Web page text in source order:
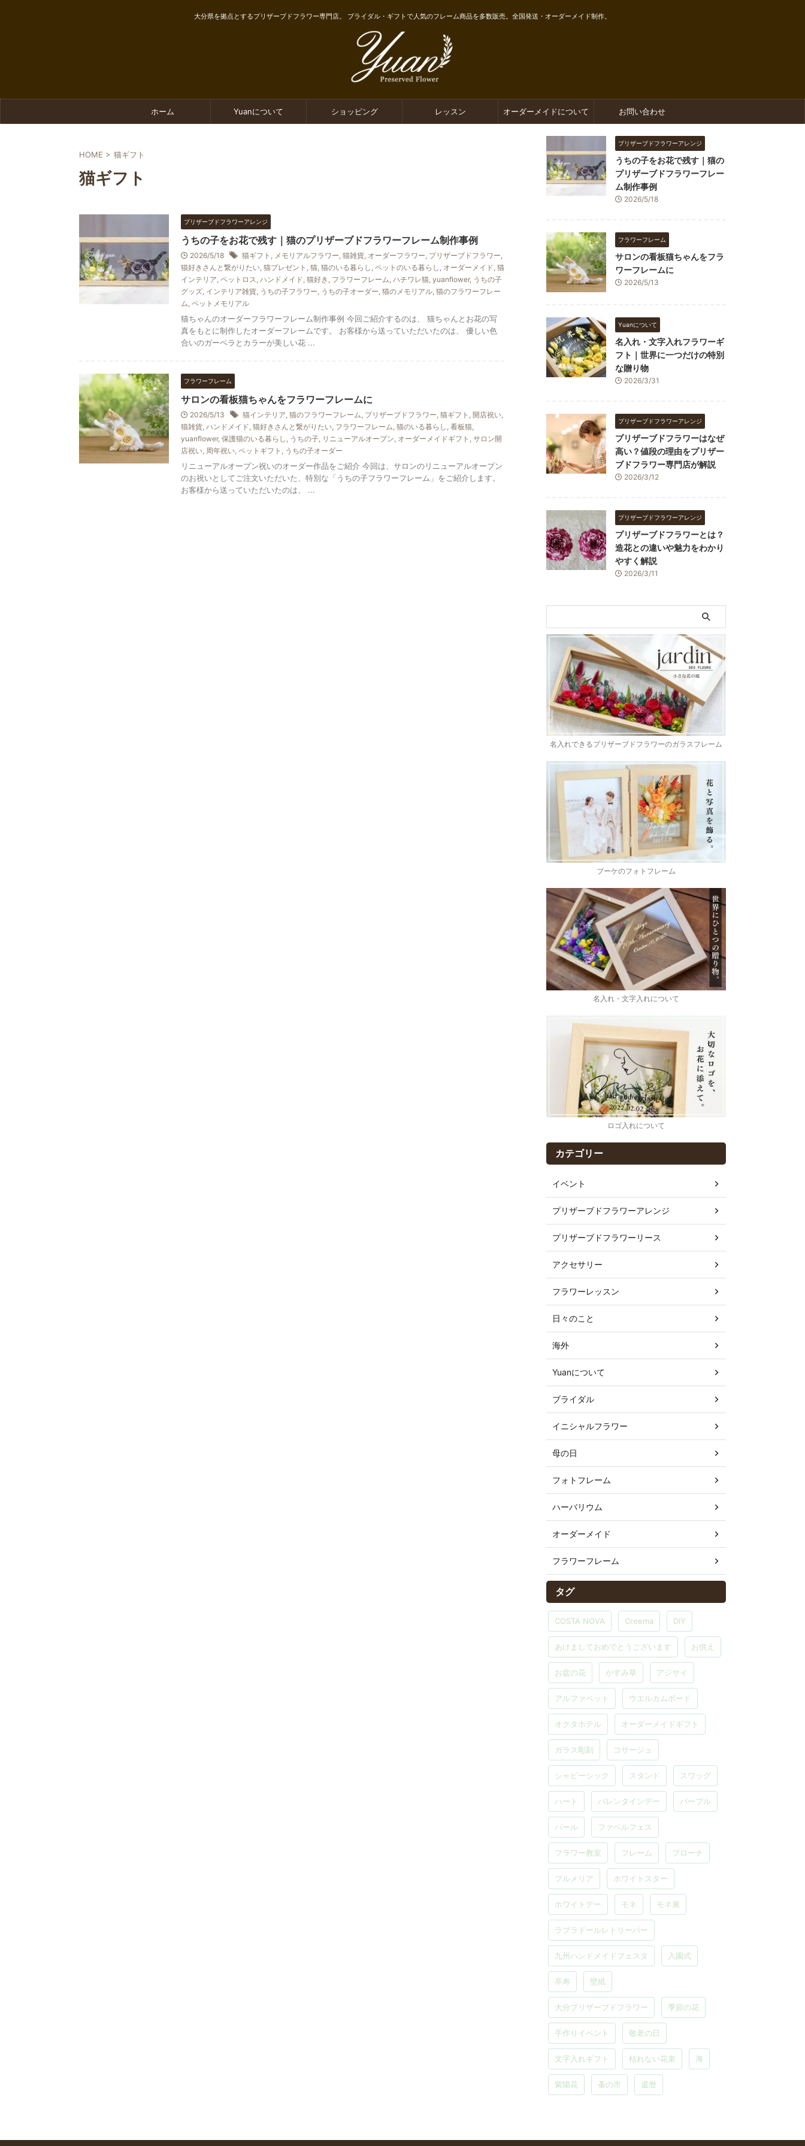
大分県を拠点とするプリザーブドフラワー専門店。 ブライダル・ギフトで人気のフレーム商品を多数販売。全国発送・オーダーメイド制作。
ホーム Yuanについて ショッピング レッスン オーダーメイドについて お問い合わせ
HOME > 猫ギフト
猫ギフト
プリザーブドフラワーアレンジ
うちの子をお花で残す｜猫のプリザーブドフラワーフレーム制作事例
2026/5/18 猫ギフト メモリアルフラワー 猫雑貨 オーダーフラワー プリザーブドフラワー
猫好きさんと繋がりたい 猫プレゼント 猫 猫のいる暮らし ペットのいる暮らし オーダーメイド 猫
インテリア ペットロス ハンドメイド 猫好き フラワーフレーム ハチワレ猫 yuanflower, うちの子
グッズ インテリア雑貨 うちの子フラワー うちの子オーダー 猫のメモリアル 猫のフラワーフレー
ム ペットメモリアル
猫ちゃんのオーダーフラワーフレーム制作事例 今回ご紹介するのは、 猫ちゃんとお花の写
真をもとに制作したオーダーフレームです。 お客様から送っていただいたのは、 優しい色
合いのガーベラとカラーが美しい花 ...
フラワーフレーム
サロンの看板猫ちゃんをフラワーフレームに
2026/5/13 猫インテリア 猫のフラワーフレーム プリザーブドフラワー 猫ギフト 開店祝い
猫雑貨 ハンドメイド 猫好きさんと繋がりたい フラワーフレーム 猫のいる暮らし 看板猫
yuanflower, 保護猫のいる暮らし うちの子 リニューアルオープン オーダーメイドギフト サロン開
店祝い 周年祝い ペットギフト うちの子オーダー
リニューアルオープン祝いのオーダー作品をご紹介 今回は、サロンのリニューアルオープン
のお祝いとしてご注文いただいた、特別な「うちの子フラワーフレーム」をご紹介します。
お客様から送っていただいたのは、 ...
プリザーブドフラワーアレンジ
うちの子をお花で残す｜猫の
プリザーブドフラワーフレー
ム制作事例
2026/5/18
フラワーフレーム
サロンの看板猫ちゃんをフラ
ワーフレームに
2026/5/13
Yuanについて
名入れ・文字入れフラワーギ
フト｜世界に一つだけの特別
な贈り物
2026/3/31
プリザーブドフラワーアレンジ
プリザーブドフラワーはなぜ
高い？値段の理由をプリザー
ブドフラワー専門店が解説
2026/3/12
プリザーブドフラワーアレンジ
プリザーブドフラワーとは？
造花との違いや魅力をわかり
やすく解説
2026/3/11
名入れできるプリザーブドフラワーのガラスフレーム
ブーケのフォトフレーム
名入れ・文字入れについて
ロゴ入れについて
カテゴリー
イベント
プリザーブドフラワーアレンジ
プリザーブドフラワーリース
アクセサリー
フラワーレッスン
日々のこと
海外
Yuanについて
ブライダル
イニシャルフラワー
母の日
フォトフレーム
ハーバリウム
オーダーメイド
フラワーフレーム
タグ
COSTA NOVA Creema DIY
あけましておめでとうございます お供え
お盆の花 かすみ草 アジサイ
アルファベット ウエルカムボード
オクタホテル オーダーメイドギフト
ガラス彫刻 コサージュ
シャビーシック スタンド スワッグ
ハート バレンタインデー パープル
パール ファベルフェス
フラワー教室 フレーム ブローチ
プルメリア ホワイトスター
ホワイトデー モネ モネ展
ラブラドールレトリーバー
九州ハンドメイドフェスタ 入園式
卒寿 壁紙
大分プリザーブドフラワー 季節の花
手作りイベント 敬老の日
文字入れギフト 枯れない花束 海
紫陽花 蚤の市 還暦